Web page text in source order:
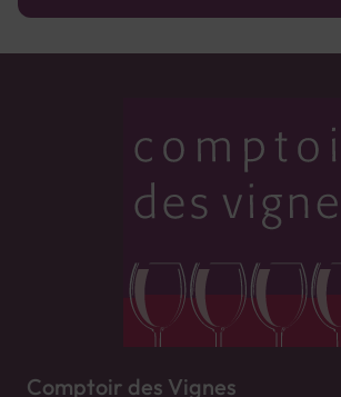
Comptoir des Vignes